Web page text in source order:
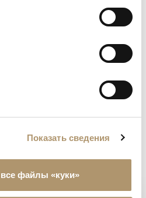
Показать сведения
файлы «куки»
потребности в обстановке.
пород дерева, с особыми
разной плотности, а на
форму и обеспечивает
спинки выполнены из
как подушки спинки